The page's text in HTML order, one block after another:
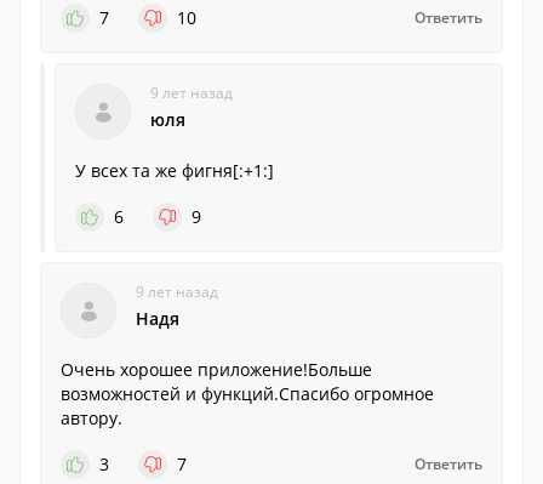
7
10 Ответить
9 лет назад
юля
У всех та же фигня[:+1:]
6
9
9 лет назад
Надя
Очень хорошее приложение!Больше
возможностей и функций.Спасибо огромное
автору.
3
7 Ответить